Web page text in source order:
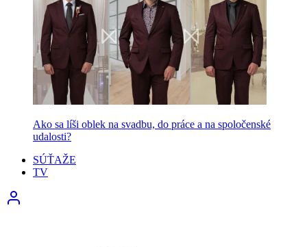
Ako sa líši oblek na svadbu, do práce a na spoločenské
udalosti?
SÚŤAŽE
TV